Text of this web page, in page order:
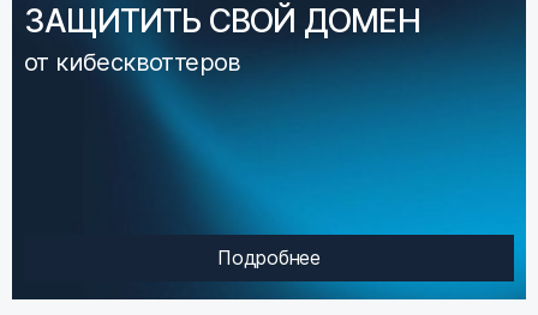
ЗАЩИТИТЬ СВОЙ ДОМЕН
от кибесквоттеров
Подробнее